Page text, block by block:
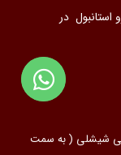
دوزو استانبول در
از مسجد جامی شیشلی ( به سمت